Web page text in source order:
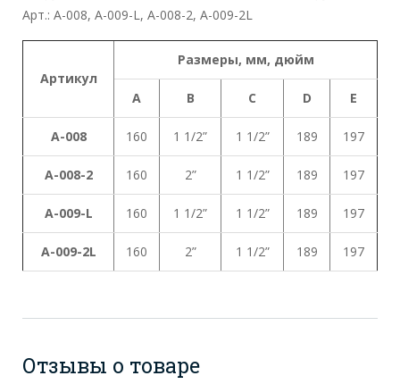
Артикул
Размеры, мм, дюйм
A B C D E
А-008 160 1 1/2” 1 1/2” 189 197
А-008-2 160 2” 1 1/2” 189 197
A-009-L 160 1 1/2” 1 1/2” 189 197
A-009-2L 160 2” 1 1/2” 189 197
Отзывы о товаре